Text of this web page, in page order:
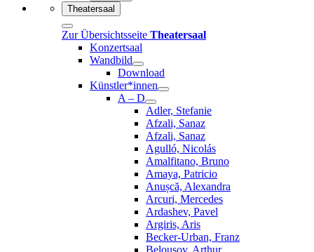
Theatersaal
Zur Übersichtsseite Theatersaal
Konzertsaal
Wandbild
Download
Künstler*innen
A – D
Adler, Stefanie
Afzali, Sanaz
Afzali, Sanaz
Agulló, Nicolás
Amalfitano, Bruno
Amaya, Patricio
Anușcă, Alexandra
Arcuri, Mercedes
Ardashev, Pavel
Argiris, Aris
Becker-Urban, Franz
Belousov, Arthur